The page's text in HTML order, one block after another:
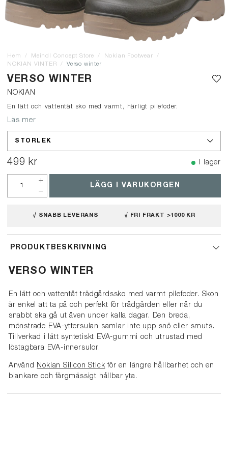
Hem Meindl Concept Store
Nokian Footwear
NOKIAN VINTER
Verso winter
VERSO WINTER
NOKIAN
En lätt och vattentät sko med varmt, härligt pilefoder.
Läs mer
STORLEK
499 kr I lager
LÄGG I VARUKORGEN
√ SNABB LEVERANS √ FRI FRAKT >1000 KR
PRODUKTBESKRIVNING
VERSO WINTER
En lätt och vattentät trädgårdssko med varmt pilefoder. Skon
är enkel att ta på och perfekt för trädgården eller när du
snabbt ska gå ut även under kalla dagar. Den breda,
mönstrade EVA-yttersulan samlar inte upp snö eller smuts.
Tillverkad i lätt syntetiskt EVA-gummi och utrustad med
löstagbara EVA-innersulor.
Använd Nokian Silicon Stick för en längre hållbarhet och en
blankare och färgmässigt hållbar yta.